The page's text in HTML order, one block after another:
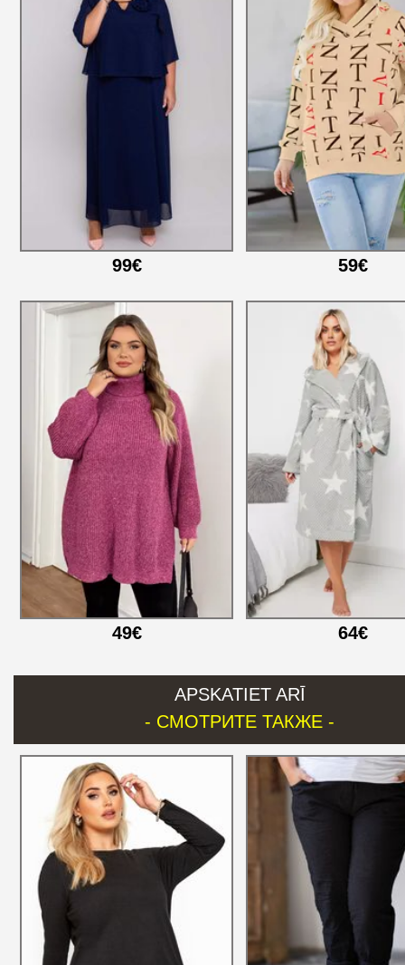
99€ 59€
49€ 64€
APSKATIET ARĪ
- СМОТРИТЕ ТАКЖЕ -